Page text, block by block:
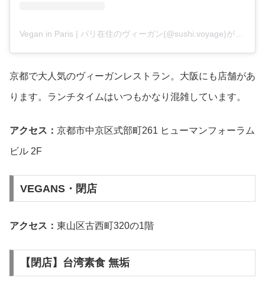
京都で大人気のヴィーガンレストラン。大阪にも店舗があ
ります。ランチタイムはいつもかなり混雑しています。
アクセス： 京都市中京区式部町261 ヒューマンフォーラム
ビル 2F
VEGANS・閉店
アクセス： 東山区古西町320の1階
【閉店】台湾素食 無垢